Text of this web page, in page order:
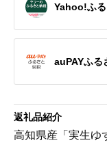
Yahoo!ふ
auPAYふる
返礼品紹介
高知県産「実生ゆ